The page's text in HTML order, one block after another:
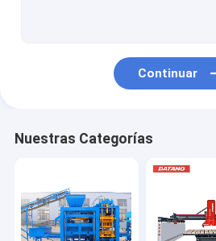
Continuar
Nuestras Categorías